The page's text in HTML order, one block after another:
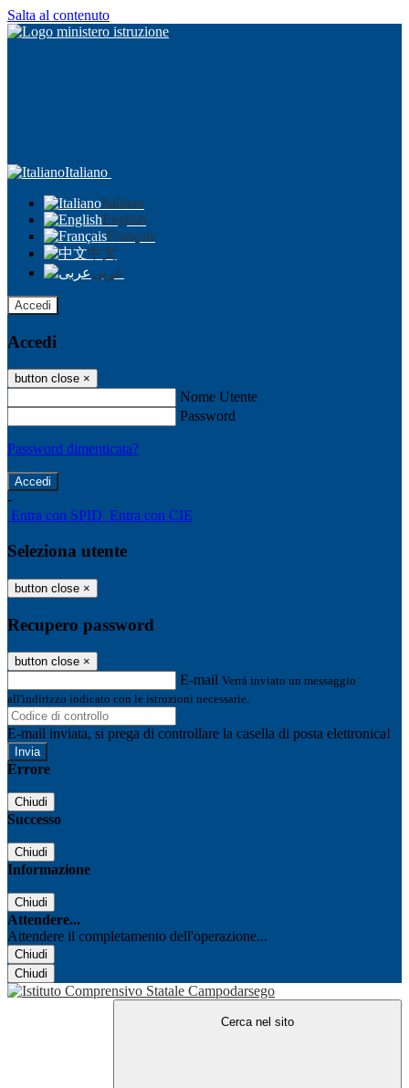
Salta al contenuto
Italiano
Italiano
English
Français
中文
عربى
Accedi
Accedi
button close ×
Nome Utente
Password
Password dimenticata?
-
Entra con SPID Entra con CIE
Seleziona utente
button close ×
Recupero password
button close ×
E-mail Verrà inviato un messaggio
all'indirizzo indicato con le istruzioni necessarie.
E-mail inviata, si prega di controllare la casella di posta elettronica!
Errore
Chiudi
Successo
Chiudi
Informazione
Chiudi
Attendere...
Attendere il completamento dell'operazione...
Chiudi
Chiudi
Cerca nel sito